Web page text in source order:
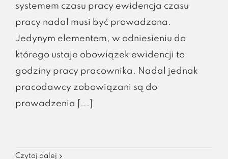
systemem czasu pracy ewidencja czasu
pracy nadal musi być prowadzona.
Jedynym elementem, w odniesieniu do
którego ustaje obowiązek ewidencji to
godziny pracy pracownika. Nadal jednak
pracodawcy zobowiązani są do
prowadzenia [...]
Czytaj dalej